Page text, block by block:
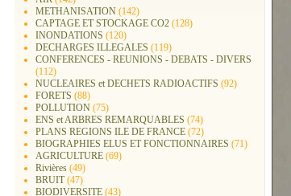
METHANISATION (142)
CAPTAGE ET STOCKAGE CO2 (128)
INONDATIONS (120)
DECHARGES ILLEGALES (119)
CONFERENCES - REUNIONS - DEBATS - DIVERS
(112)
NUCLEAIRES et DECHETS RADIOACTIFS (92)
FORETS (88)
POLLUTION (75)
ENS et ARBRES REMARQUABLES (74)
PLANS REGIONS ILE DE FRANCE (72)
BIOGRAPHIES ELUS ET FONCTIONNAIRES (71)
AGRICULTURE (69)
Rivières (49)
BRUIT(47)
BIODIVERSITE (43)